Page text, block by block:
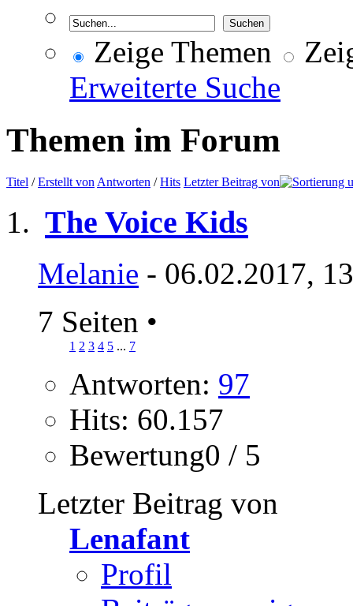
Zeige Themen
Erweiterte Suche
Themen im Forum
Titel /Erstellt von Antworten /Hits Letzter Beitrag von
The Voice Kids
Melanie - 06.02.2017,
7 Seiten •
1 2 3 4 5 ... 7
Antworten: 97
Hits: 60.157
Bewertung0 / 5
Letzter Beitrag von
Lenafant
Profil